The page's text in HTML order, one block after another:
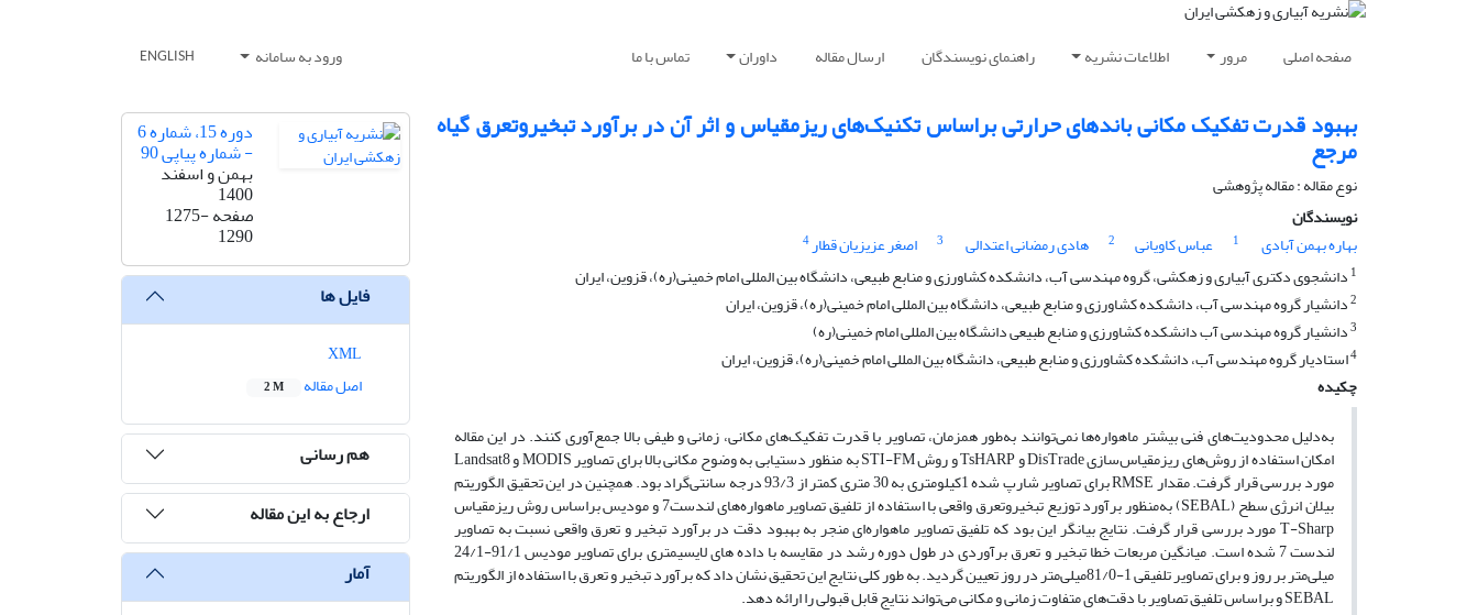
صفحه اصلی مرور اطلاعات نشریه راهنمای نویسندگان ارسال مقاله داوران تماس با ما ورود به سامانه ENGLISH
بهبود قدرت تفکیک مکانی باندهای حرارتی براساس تکنیک‌های ریزمقیاس و اثر آن در برآورد تبخیروتعرق گیاه
مرجع
نوع مقاله : مقاله پژوهشی
نویسندگان
بهاره بهمن آبادی
1 عباس کاویانی 2 هادی رمضانی اعتدالی 3 اصغر عزیزیان قطار4
1 دانشجوی دکتری آبیاری و زهکشی، گروه مهندسی آب، دانشکده کشاورزی و منابع طبیعی، دانشگاه بین المللی امام خمینی(ره)، قزوین، ایران
2دانشیار گروه مهندسی آب، دانشکده کشاورزی و منابع طبیعی، دانشگاه بین المللی امام خمینی(ره)، قزوین، ایران
3دانشیار گروه مهندسی آب دانشکده کشاورزی و منابع طبیعی دانشگاه بین المللی امام خمینی(ره)
4استادیار گروه مهندسی آب، دانشکده کشاورزی و منابع طبیعی، دانشگاه بین المللی امام خمینی(ره)، قزوین، ایران
چکیده
به‌دلیل محدودیت‌های فنی بیشتر ماهواره‌ها نمی‌توانند به‌طور همزمان، تصاویر با قدرت تفکیک‌‌های مکانی، زمانی و طیفی بالا جمع‌آوری کنند. در این مقاله
امکان استفاده از روش‌های ریزمقیاس‌سازی DisTrade و TsHARP و روش STI-FM به منظور دستیابی به وضوح مکانی بالا برای تصاویر MODIS و Landsat8
مورد بررسی قرار گرفت. مقدار RMSE برای تصاویر شارپ شده 1کیلومتری به 30 متری کمتر از 93/3 درجه سانتی‌گراد بود. همچنین در این تحقیق الگوریتم
بیلان انرژی سطح (SEBAL) به‌منظور برآورد توزیع تبخیروتعرق واقعی با استفاده از تلفیق تصاویر ماهواره‌های لندست7 و مودیس براساس روش ریزمقیاس
T-Sharp مورد بررسی قرار گرفت. نتایج بیانگر این بود که تلفیق تصاویر ماهواره‌ای منجر به بهبود دقت در برآورد تبخیر و تعرق واقعی نسبت به تصاویر
لندست 7 شده است. میانگین مربعات خطا تبخیر و تعرق برآوردی در طول دوره رشد در مقایسه با داده های لایسیمتری برای تصاویر مودیس 91/1-24/1
میلی‌متر بر روز و برای تصاویر تلفیقی 1-81/0میلی‌متر در روز تعیین گردید. به طور کلی نتایج این تحقیق نشان داد که برآورد تبخیر و تعرق با استفاده از الگوریتم
SEBAL و براساس تلفیق تصاویر با دقت‌های متفاوت زمانی و مکانی می‌تواند نتایج قابل قبولی را ارائه دهد.
دوره 15، شماره 6
- شماره پیاپی 90
بهمن و اسفند
1400
صفحه1275-
1290
فایل ها
اصل مقاله
2 M
هم رسانی
ارجاع به این مقاله
آمار